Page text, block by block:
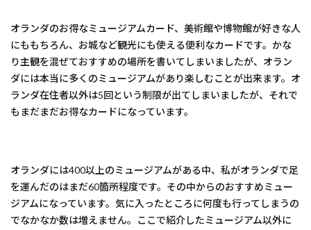
オランダのお得なミュージアムカード、美術館や博物館が好きな人
にももちろん、お城など観光にも使える便利なカードです。かな
り主観を混ぜておすすめの場所を書いてしまいましたが、オラン
ダには本当に多くのミュージアムがあり楽しむことが出来ます。オ
ランダ在住者以外は5回という制限が出てしまいましたが、それで
もまだまだお得なカードになっています。
オランダには400以上のミュージアムがある中、私がオランダで足
を運んだのはまだ60箇所程度です。その中からのおすすめミュー
ジアムになっています。気に入ったところに何度も行ってしまうの
でなかなか数は増えません。ここで紹介したミュージアム以外に